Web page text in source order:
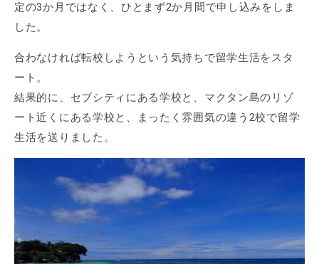
定の3か月ではなく、ひとまず2か月間で申し込みをしま
した。
合わなければ転校しようという気持ちで留学生活をスタ
ート。
結果的に、セブシティにある学校と、マクタン島のリゾ
ート近くにある学校と、まったく雰囲気の違う2校で留学
生活を送りました。